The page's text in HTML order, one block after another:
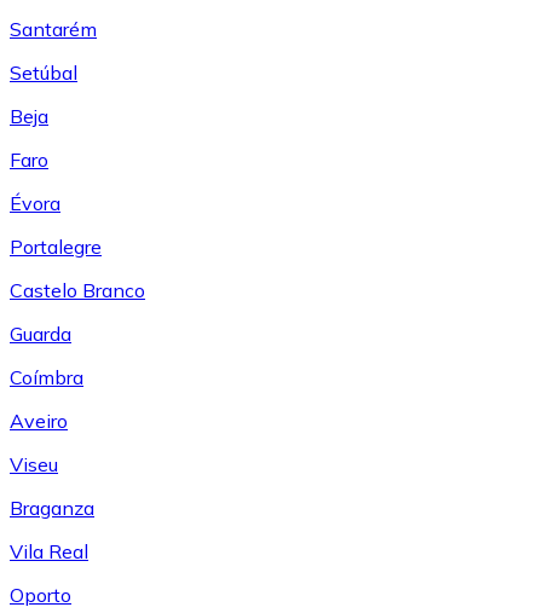
Santarém
Setúbal
Beja
Faro
Évora
Portalegre
Castelo Branco
Guarda
Coímbra
Aveiro
Viseu
Braganza
Vila Real
Oporto